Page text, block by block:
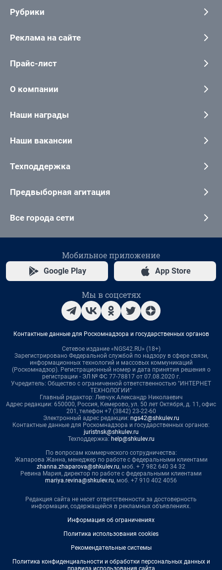
Рубрики
Реклама на сайте
Прайс-лист
О компании
Наши награды
Наши вакансии
Техподдержка
Предвыборная агитация
Все города сети
Мобильное приложение
Google Play App Store
Мы в соцсетях
Контактные данные для Роскомнадзора и государственных органов
Сетевое издание «NGS42.RU» (18+)
Зарегистрировано Федеральной службой по надзору в сфере связи,
информационных технологий и массовых коммуникаций
(Роскомнадзор). Регистрационный номер и дата принятия решения о
регистрации - ЭЛ № ФС 77-78817 от 07.08.2020 г.
Учредитель: Общество с ограниченной ответственностью "ИНТЕРНЕТ
ТЕХНОЛОГИИ"
Главный редактор: Левчук Александр Николаевич
Адрес редакции: 650000, Россия, Кемерово, ул. 50 лет Октября, д. 11, офис
201, телефон +7 (3842) 23-22-60
Электронный адрес редакции: ngs42@shkulev.ru
Контактные данные для Роскомнадзора и государственных органов:
juristnsk@shkulev.ru
Техподдержка: help@shkulev.ru
По вопросам коммерческого сотрудничества:
Жапарова Жанна, менеджер по работе с федеральными клиентами
zhanna.zhaparova@shkulev.ru, моб. + 7 982 640 34 32
Ревина Мария, директор по работе с федеральными клиентами
mariya.revina@shkulev.ru, моб. +7 910 402 4056
Редакция сайта не несет ответственности за достоверность
информации, содержащейся в рекламных объявлениях.
Информация об ограничениях
Политика использования cookies
Рекомендательные системы
Политика конфиденциальности и обработки персональных данных и
правила использования сайта